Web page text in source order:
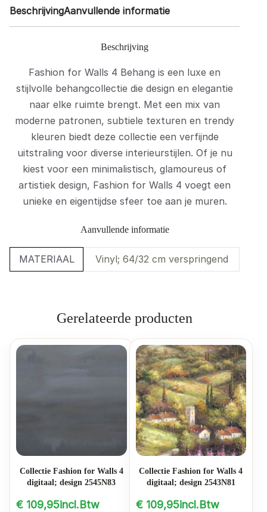
BeschrijvingAanvullende informatie
Beschrijving
Fashion for Walls 4 Behang is een luxe en
stijlvolle behangcollectie die design en elegantie
naar elke ruimte brengt. Met een mix van
moderne patronen, subtiele texturen en trendy
kleuren biedt deze collectie een verfijnde
uitstraling voor diverse interieurstijlen. Of je nu
kiest voor een minimalistisch, glamoureus of
artistiek design, Fashion for Walls 4 voegt een
unieke en eigentijdse sfeer toe aan je muren.
Aanvullende informatie
MATERIAAL Vinyl; 64/32 cm verspringend
Gerelateerde producten
Collectie Fashion for Walls 4
digitaal; design 2545N83
€ 109,95incl.Btw
Collectie Fashion for Walls 4
digitaal; design 2543N81
€109,95incl.Btw